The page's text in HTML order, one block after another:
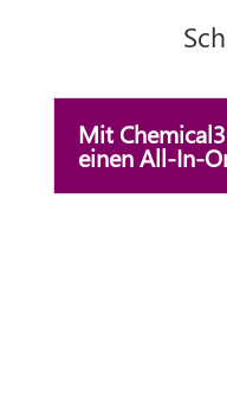
Mit
einen All-In-